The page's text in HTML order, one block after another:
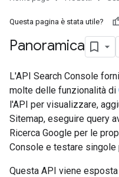
Questa pagina è stata utile?
Panoramica
L'API Search Console
molte delle funzionalità di
l'API per visualizzare,
Sitemap, eseguire query
Ricerca Google per le
Console e testare singole
Questa API viene